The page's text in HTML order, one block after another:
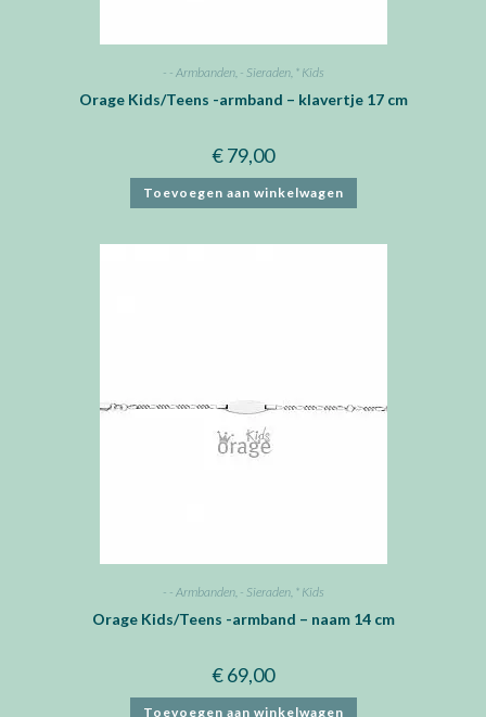
- - Armbanden, - Sieraden, * Kids
Orage Kids/Teens -armband – klavertje 17 cm
€79,00
Toevoegen aan winkelwagen
- - Armbanden, - Sieraden, * Kids
Orage Kids/Teens -armband – naam 14 cm
€69,00
Toevoegen aan winkelwagen